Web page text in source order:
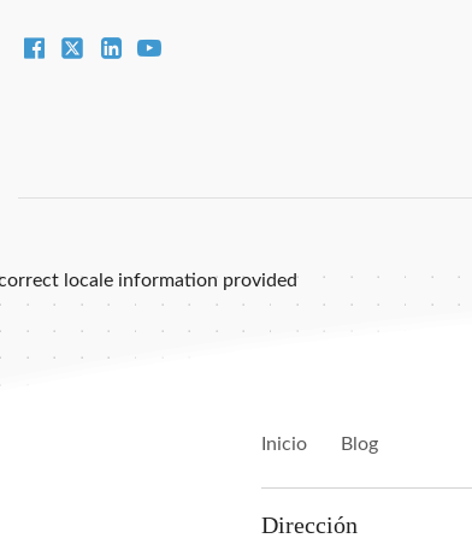
locale information provided
Inicio Blog
Dirección